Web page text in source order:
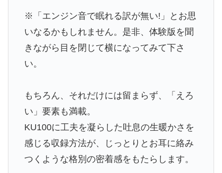
※「エンジン音で眠れる訳が無い!」とお思
いなるかもしれません。是非、体験版を聞
きながら目を閉じて横になってみて下さ
い。
もちろん、それだけには留まらず、「えろ
い」要素も満載。
KU100に工夫を凝らした吐息の生暖かさを
感じる収録方法が、じっとりとお耳に絡み
つくような格別の密着感をもたらします。